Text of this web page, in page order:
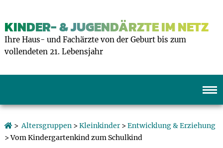
KINDER- & JUGENDÄRZTE IM NETZ
Ihre Haus- und Fachärzte von der Geburt bis zum
vollendeten 21. Lebensjahr
>Altersgruppen>Kleinkinder>Entwicklung & Erziehung
> Vom Kindergartenkind zum Schulkind